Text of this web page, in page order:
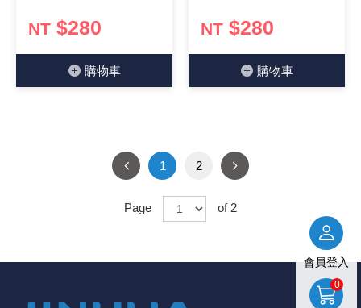
NT $280
購物⾞
NT $280
購物⾞
1 2
Page of 2
會員登入
0